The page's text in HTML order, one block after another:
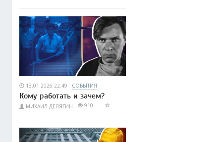
13.01.2026 22:49 СОБЫТИЯ
Кому работать и зачем?
МИХАИЛ ДЕЛЯГИН 910